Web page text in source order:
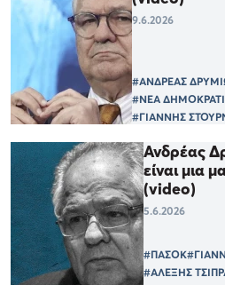
9.6.2026
#ΑΝΔΡΕΑΣ
#ΝΕΑ
#ΓΙΑΝΝΗΣ
Ανδρέας
είναι μια
(video)
5.6.2026
#ΠΑΣΟΚ
#ΑΛΕΞΗΣ